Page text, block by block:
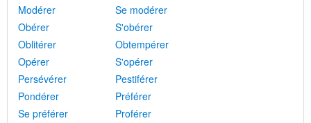
Modérer
Se modérer
Obérer
S'obérer
Oblitérer
Obtempérer
Opérer
S'opérer
Persévérer
Pestiférer
Pondérer
Préférer
Se préférer
Proférer